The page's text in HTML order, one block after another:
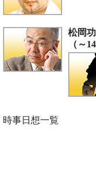
松岡
（～
時事日想一覧